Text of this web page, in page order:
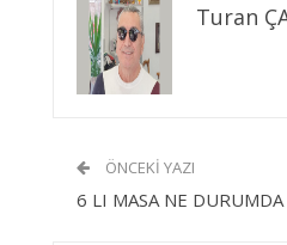
Turan
ÖNCEKI YAZI
6 LI MASA NE DURUMDA